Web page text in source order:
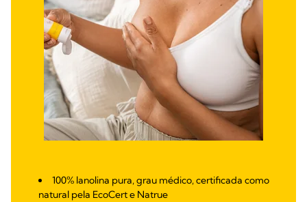
100% lanolina pura, grau médico, certificada como
natural pela EcoCert e Natrue